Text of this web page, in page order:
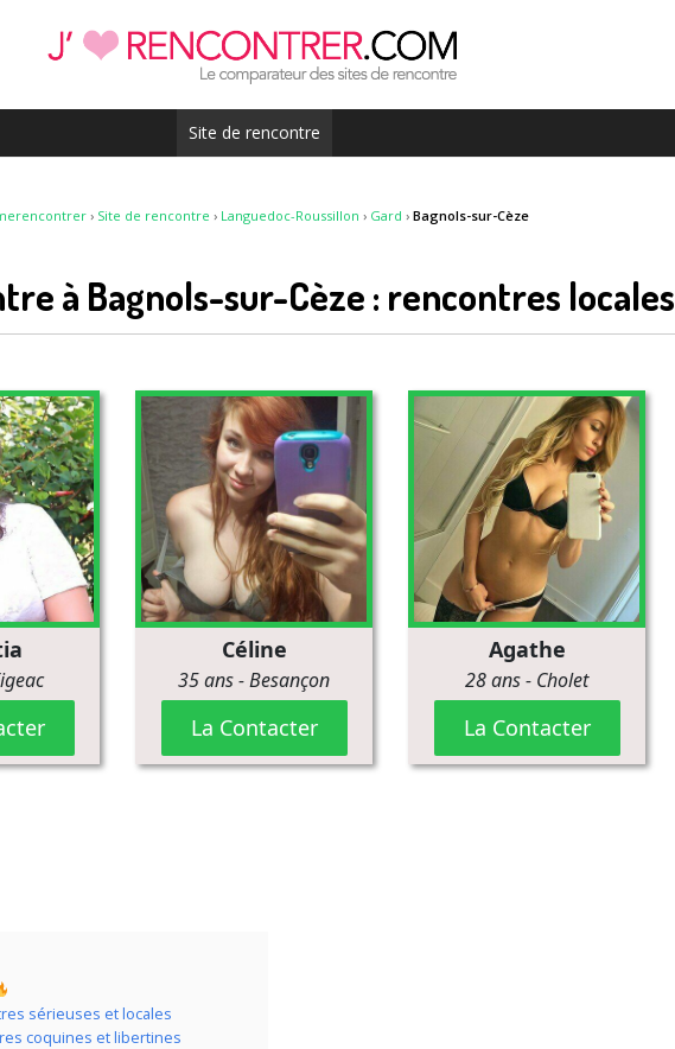
Site de rencontre
› Site de rencontre › Languedoc-Roussillon › Gard › Bagnols-sur-Cèze
à Bagnols-sur-Cèze : rencontres locales
sérieuses et locales
coquines et libertines